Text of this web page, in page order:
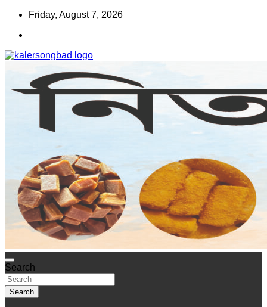
Skip
content
Friday, August 7, 2026
কালের সংবাদ
www.kalersongbad.com
Search
Search